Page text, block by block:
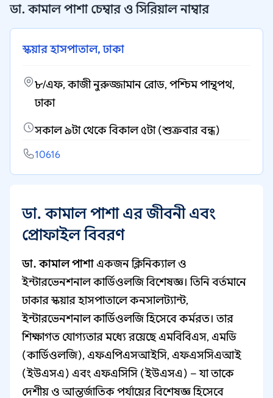
ডা. কামাল পাশা চেম্বার ও সিরিয়াল নাম্বার
স্কয়ার হাসপাতাল, ঢাকা
৮/এফ, কাজী নুরুজ্জামান রোড, পশ্চিম পান্থপথ,
ঢাকা
সকাল ৯টা থেকে বিকাল ৫টা (শুক্রবার বন্ধ)
10616
ডা. কামাল পাশা এর জীবনী এবং
প্রোফাইল বিবরণ
ডা. কামাল পাশা একজন ক্লিনিক্যাল ও
ইন্টারভেনশনাল কার্ডিওলজি বিশেষজ্ঞ। তিনি বর্তমানে
ঢাকার স্কয়ার হাসপাতালে কনসালট্যান্ট,
ইন্টারভেনশনাল কার্ডিওলজি হিসেবে কর্মরত। তার
শিক্ষাগত যোগ্যতার মধ্যে রয়েছে এমবিবিএস, এমডি
(কার্ডিওলজি), এফএপিএসআইসি, এফএসসিএআই
(ইউএসএ) এবং এফএসিসি (ইউএসএ) – যা তাকে
দেশীয় ও আন্তর্জাতিক পর্যায়ের বিশেষজ্ঞ হিসেবে